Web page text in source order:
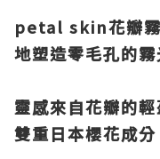
petal skin花瓣
地塑造零毛孔的霧
靈感來自花瓣的
雙重日本櫻花成分